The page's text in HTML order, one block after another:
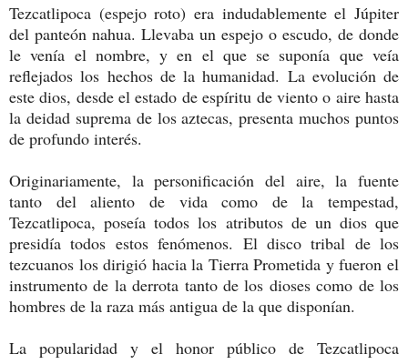
Tezcatlipoca (espejo roto) era indudablemente el Júpiter
del panteón nahua. Llevaba un espejo o escudo, de donde
le venía el nombre, y en el que se suponía que veía
reflejados los hechos de la humanidad. La evolución de
este dios, desde el estado de espíritu de viento o aire hasta
la deidad suprema de los aztecas, presenta muchos puntos
de profundo interés.
Originariamente, la personificación del aire, la fuente
tanto del aliento de vida como de la tempestad,
Tezcatlipoca, poseía todos los atributos de un dios que
presidía todos estos fenómenos. El disco tribal de los
tezcuanos los dirigió hacia la Tierra Prometida y fueron el
instrumento de la derrota tanto de los dioses como de los
hombres de la raza más antigua de la que disponían.
La popularidad y el honor público de Tezcatlipoca